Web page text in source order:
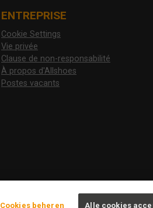
ENTREPRISE
Cookie Settings
Vie privée
Clause de non-responsabilité
À propos d'Allshoes
Postes vacants
Cookies beheren Alle cookies